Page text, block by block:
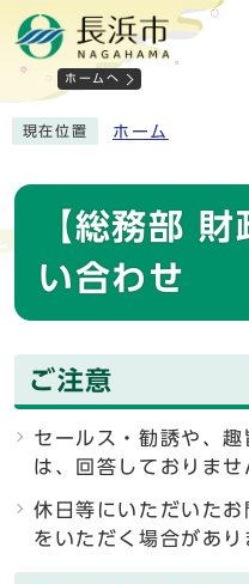
ホームへ
現在位置 ホーム
【総務部
い合わせ
ご注意
セールス・勧誘や、
は、回答しておりませ
休日等にいただいた
をいただく場合があり